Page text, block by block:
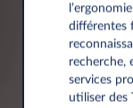
différentes
recherche,
services
utiliser des